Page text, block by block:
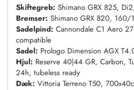
Skiftegreb: Shimano GRX 825,
Bremser: Shimano GRX 820, 160/
Sadelpind: Cannondale C1 Aero
compatible
Sadel: Prologo Dimension AGX
Hjul: Reserve 40|44 GR, Carbon,
24h, tubeless ready
Dæk: Vittoria Terreno T50,